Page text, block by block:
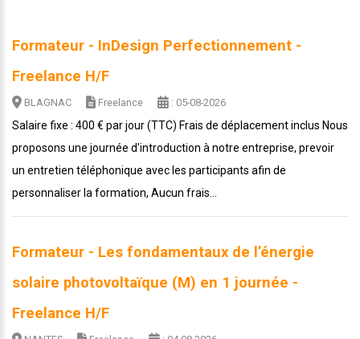
Formateur - InDesign Perfectionnement -
Freelance H/F
BLAGNAC Freelance : 05-08-2026
Salaire fixe : 400 € par jour (TTC) Frais de déplacement inclus Nous
proposons une journée d'introduction à notre entreprise, prevoir
un entretien téléphonique avec les participants afin de
personnaliser la formation, Aucun frais...
Formateur - Les fondamentaux de l’énergie
solaire photovoltaïque (M) en 1 journée -
Freelance H/F